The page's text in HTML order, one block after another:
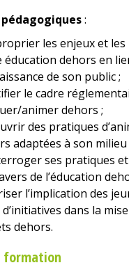
:
les enjeux et
éducation dehors en
de son public ;
le cadre
animer dehors ;
des pratiques
adaptées à son milieu
ses pratiques
de l’éducation
l’implication des
dans la
dehors.
formation